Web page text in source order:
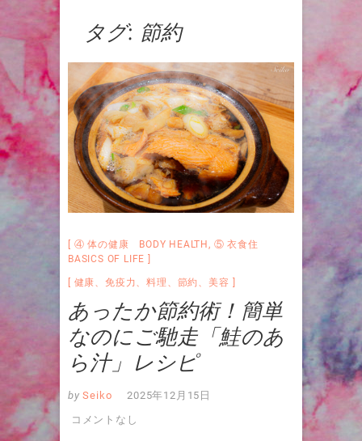
タグ: 節約
④ 体の健康 BODY HEALTH, ⑤ 衣食住
BASICS OF LIFE
健康、免疫力、料理 、 節約 、美容
あったか節約術！簡単
なのにご馳走「鮭のあ
ら汁」レシピ
by Seiko
2025年12月15日
コメントなし